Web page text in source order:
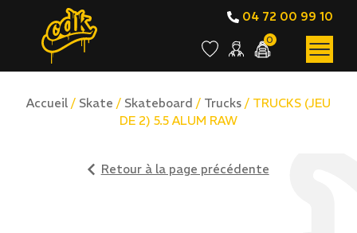
04 72 00 99 10
0
Accueil / Skate / Skateboard / Trucks / TRUCKS (JEU
DE 2) 5.5 ALUM RAW
Retour à la page précédente